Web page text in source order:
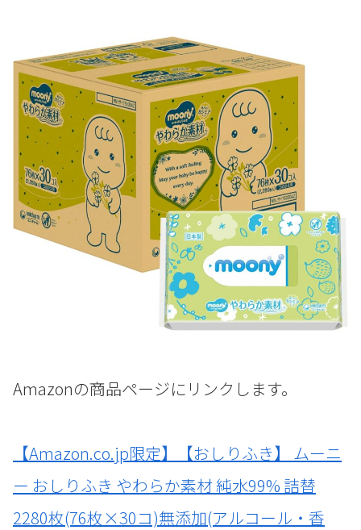
Amazonの商品ページにリンクします。
【Amazon.co.jp限定】【おしりふき】 ムーニ
ー おしりふき やわらか素材 純水99% 詰替
2280枚(76枚×30コ)無添加(アルコール・香